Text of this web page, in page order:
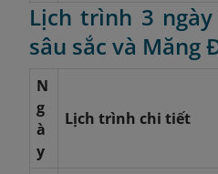
Lịch trình 3
sâu sắc và Măng
N
g
à
y
Lịch trình chi tiết